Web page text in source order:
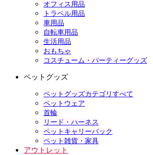
オフィス用品
トラベル用品
車用品
自転車用品
生活用品
おもちゃ
コスチューム・パーティーグッズ
ペットグッズ
ペットグッズカテゴリすべて
ペットウェア
首輪
リード・ハーネス
ペットキャリーバック
ペット雑貨・家具
アウトレット